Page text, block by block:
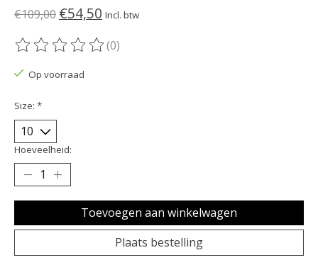
€109,00 €54,50 Incl. btw
De beoordeling van dit product is
(0)
Op voorraad
Size: *
Hoeveelheid:
Toevoegen aan winkelwagen
Plaats bestelling